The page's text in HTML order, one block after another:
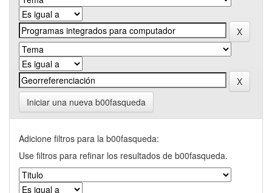
Iniciar una nueva b00fasqueda
Adicione filtros para la b00fasqueda:
Use filtros para refinar los resultados de b00fasqueda.